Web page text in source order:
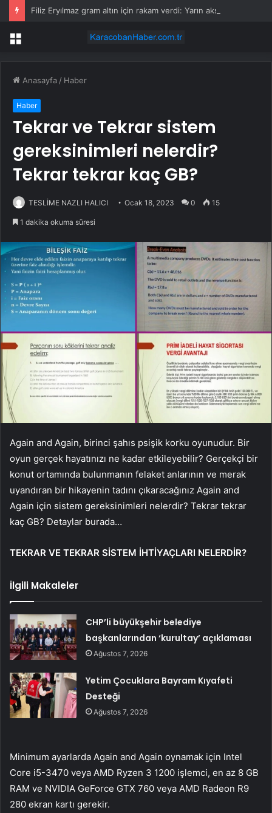
Menü
Anasayfa / Haber
Haber
Tekrar ve Tekrar sistem
gereksinimleri nelerdir?
Tekrar tekrar kaç GB?
TESLİME NAZLI HALICI Ocak 18, 2023 0 15
1 dakika okuma süresi
Again and Again, birinci şahıs psişik korku oyunudur. Bir
oyun gerçek hayatınızı ne kadar etkileyebilir? Gerçekçi bir
konut ortamında bulunmanın felaket anlarının ve merak
uyandıran bir hikayenin tadını çıkaracağınız Again and
Again için sistem gereksinimleri nelerdir? Tekrar tekrar
kaç GB? Detaylar burada…
TEKRAR VE TEKRAR SİSTEM İHTİYAÇLARI NELERDİR?
İlgili Makaleler
CHP’li büyükşehir belediye
başkanlarından ‘kurultay’ açıklaması
Ağustos 7, 2026
Yetim Çocuklara Bayram Kıyafeti
Desteği
Ağustos 7, 2026
Minimum ayarlarda Again and Again oynamak için Intel
Core i5-3470 veya AMD Ryzen 3 1200 işlemci, en az 8 GB
RAM ve NVIDIA GeForce GTX 760 veya AMD Radeon R9
280 ekran kartı gerekir.